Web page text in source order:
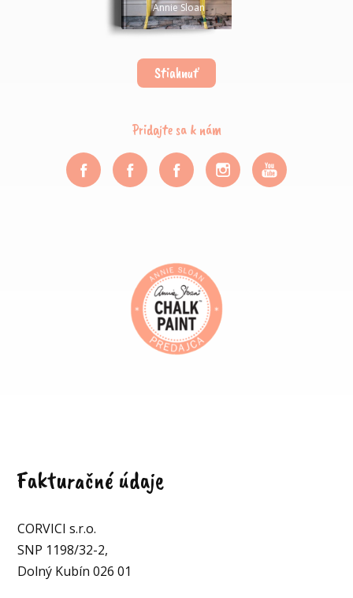
Annie Sloan
Stiahnuť
Pridajte sa k nám
Fakturačné údaje
CORVICI s.r.o.
SNP 1198/32-2,
Dolný Kubín 026 01